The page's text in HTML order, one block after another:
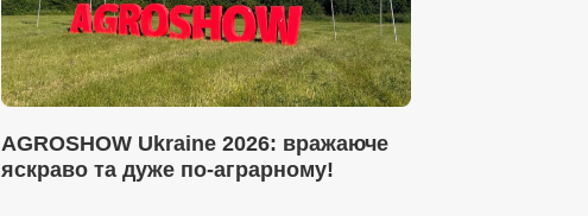
AGROSHOW Ukraine 2026: вражаюче
яскраво та дуже по-аграрному!